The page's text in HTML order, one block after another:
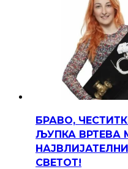
БРАВО,
ЉУПКА ВРТЕВА
СВЕТОТ!